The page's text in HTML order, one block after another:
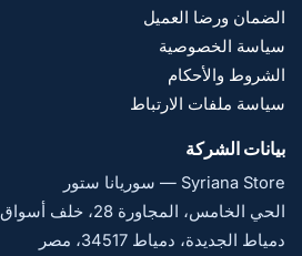
الضمان ورضا العميل
سياسة الخصوصية
الشروط والأحكام
سياسة ملفات الارتباط
بيانات الشركة
Syriana Store — سوريانا ستور
الحي الخامس، المجاورة 28، خلف أسواق خضير
دمياط الجديدة، دمياط 34517، مصر